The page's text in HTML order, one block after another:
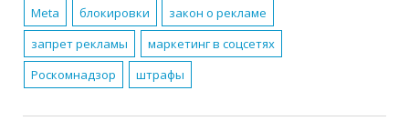
Meta
блокировки
закон о рекламе
запрет рекламы
маркетинг в соцсетях
Роскомнадзор
штрафы